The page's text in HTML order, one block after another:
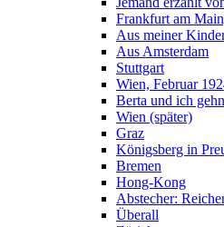
Frankfurt am
Aus meiner
Aus Amsterdam
Stuttgart
Wien, Februar
Berta und ich
Wien (später)
Graz
Königsberg in
Bremen
Hong-Kong
Abstecher:
Überall